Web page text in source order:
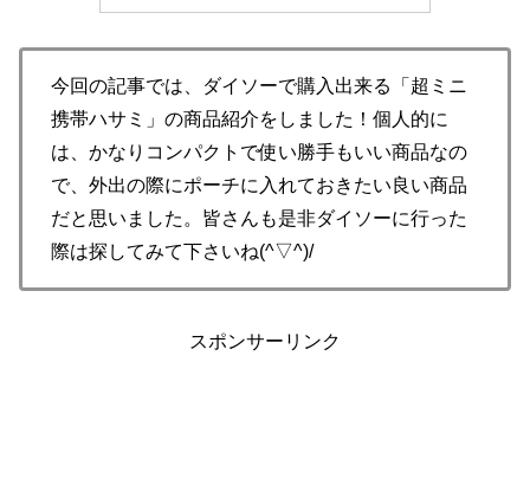
今回の記事では、ダイソーで購入出来る「超ミニ
携帯ハサミ」の商品紹介をしました！個人的に
は、かなりコンパクトで使い勝手もいい商品なの
で、外出の際にポーチに入れておきたい良い商品
だと思いました。皆さんも是非ダイソーに行った
際は探してみて下さいね(^▽^)/
スポンサーリンク